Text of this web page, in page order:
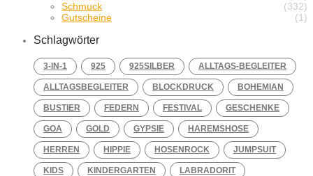
Schmuck
(332)
Gutscheine
(1)
Schlagwörter
3-IN-1 925 925SILBER ALLTAGS-BEGLEITER
ALLTAGSBEGLEITER BLOCKDRUCK BOHEMIAN
BUSTIER FEDERN FESTIVAL GESCHENKE
GOA GOLD GYPSIE HAREMSHOSE
HERREN HIPPIE HOSENROCK JUMPSUIT
KIDS KINDERGARTEN LABRADORIT